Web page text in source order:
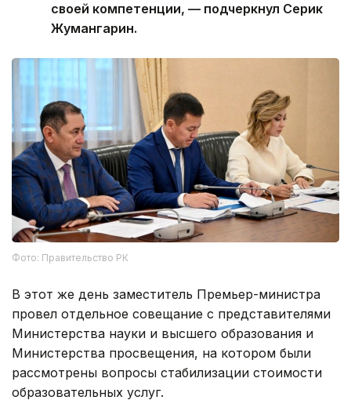
своей компетенции, — подчеркнул Серик
Жумангарин.
Фото: Правительство РК
В этот же день заместитель Премьер-министра
провел отдельное совещание с представителями
Министерства науки и высшего образования и
Министерства просвещения, на котором были
рассмотрены вопросы стабилизации стоимости
образовательных услуг.